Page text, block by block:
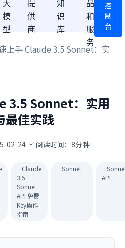
大
模
型
提
供
商
知
识
库
品
和
服
务
控
制
台
上手 Claude 3.5 Sonnet：实
3.5 Sonnet：实用
最佳实践
02-24 · 阅读时间：8分钟
Claude
3.5
Sonnet
API 免费
Key操作
指南
Sonnet
API